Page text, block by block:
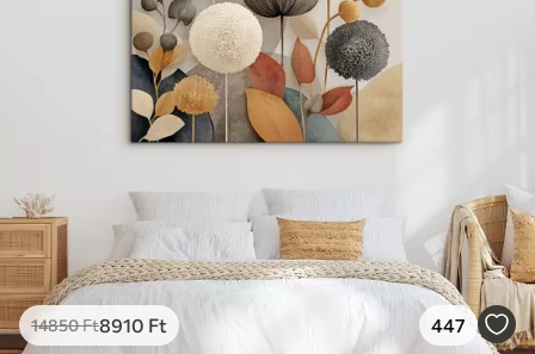
14850Ft8910 Ft 447